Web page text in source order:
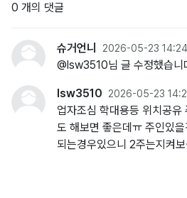
0 개의 댓글
슈거언니 2026-05-23
@lsw3510님 글 수정했습니
lsw3510 2026-05-23
업자조심 학대용등 위치공
도 해보면 좋은데ㅠ 주인있
되는경우있으니 2주는지켜